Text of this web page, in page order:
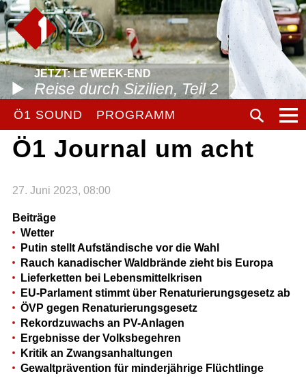
JETZT: LE WEEK-END
Reise durch Sizilien, Teil 2
Ö1 SOUND PROGRAMM
Ö1 Journal um acht
27. Juni 2023, 08:00
Beiträge
Wetter
Putin stellt Aufständische vor die Wahl
Rauch kanadischer Waldbrände zieht bis Europa
Lieferketten bei Lebensmittelkrisen
EU-Parlament stimmt über Renaturierungsgesetz ab
ÖVP gegen Renaturierungsgesetz
Rekordzuwachs an PV-Anlagen
Ergebnisse der Volksbegehren
Kritik an Zwangsanhaltungen
Gewaltprävention für minderjährige Flüchtlinge